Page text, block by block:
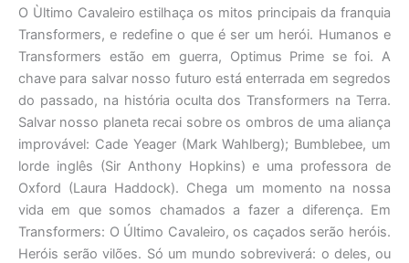
O Ùltimo Cavaleiro estilhaça os mitos principais da franquia
Transformers, e redefine o que é ser um herói. Humanos e
Transformers estão em guerra, Optimus Prime se foi. A
chave para salvar nosso futuro está enterrada em segredos
do passado, na história oculta dos Transformers na Terra.
Salvar nosso planeta recai sobre os ombros de uma aliança
improvável: Cade Yeager (Mark Wahlberg); Bumblebee, um
lorde inglês (Sir Anthony Hopkins) e uma professora de
Oxford (Laura Haddock). Chega um momento na nossa
vida em que somos chamados a fazer a diferença. Em
Transformers: O Último Cavaleiro, os caçados serão heróis.
Heróis serão vilões. Só um mundo sobreviverá: o deles, ou